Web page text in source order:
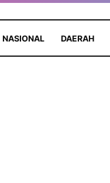
NASIONAL DAERAH